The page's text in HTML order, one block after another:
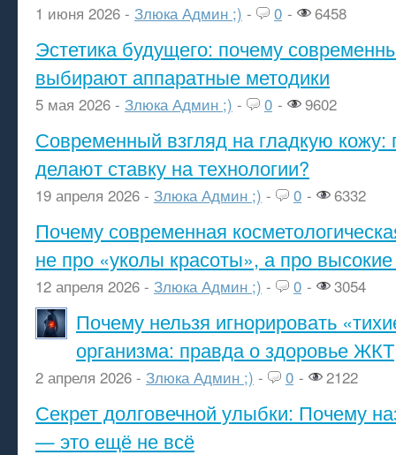
1 июня 2026 - Злюка Админ ;) - 0 - 6458
Эстетика будущего: почему
выбирают аппаратные методики
5 мая 2026 - Злюка Админ ;) - 0 - 9602
Современный взгляд на гладкую кожу:
делают ставку на технологии?
19 апреля 2026 - Злюка Админ ;) - 0 - 6332
Почему современная
не про «уколы красоты», а про высокие
12 апреля 2026 - Злюка Админ ;) - 0 - 3054
Почему нельзя игнорировать
организма: правда о здоровье ЖКТ
2 апреля 2026 - Злюка Админ ;) - 0 - 2122
Секрет долговечной улыбки: Почему
— это ещё не всё